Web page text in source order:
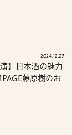
2024.12.27
】日本酒の魅力
藤原樹のお